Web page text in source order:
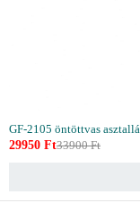
GF-2105 öntöttvas
33900Ft
29950 Ft